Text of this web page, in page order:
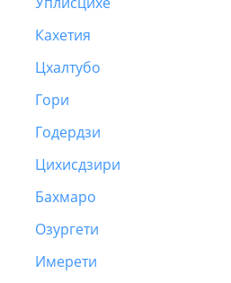
Кахетия
Цхалтубо
Гори
Годердзи
Цихисдзири
Бахмаро
Озургети
Имерети